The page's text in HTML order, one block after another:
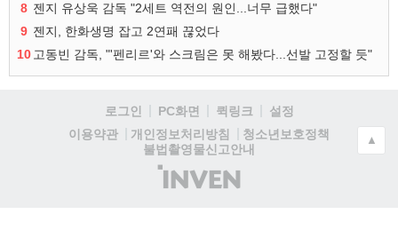
8 젠지 유상욱 감독 "2세트 역전의 원인...너무 급했다"
9 젠지, 한화생명 잡고 2연패 끊었다
10 고동빈 감독, "'펜리르'와 스크림은 못 해봤다...선발 고정할 듯"
로그인 PC화면 퀵링크
설정
이용약관
개인정보처리방침
청소년보호정책
불법촬영물신고안내
(주)
인
▲